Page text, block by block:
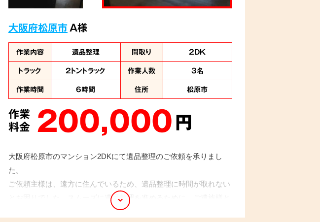
大阪府松原市A様
作業内容 遺品整理 間取り
2DK
トラック
2トントラック 作業人数
3名
作業時間
6時間 住所 松原市
作業
料金 200,000円
大阪府松原市のマンション2DKにて遺品整理のご依頼を承りまし
た。
ご依頼主様は、遠方に住んでいるため、遺品整理に時間が取れない
とお困りでした。スムーズに遺品整理を進めるために、ご遺族様と
事前にお話し合い、大切にしたいものと処分するものに仕分け、丁